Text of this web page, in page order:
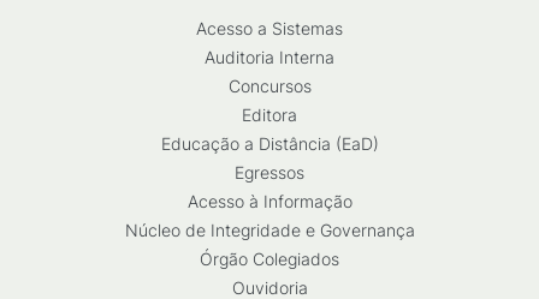
Acesso a Sistemas
Auditoria Interna
Concursos
Editora
Educação a Distância (EaD)
Egressos
Acesso à Informação
Núcleo de Integridade e Governança
Órgão Colegiados
Ouvidoria